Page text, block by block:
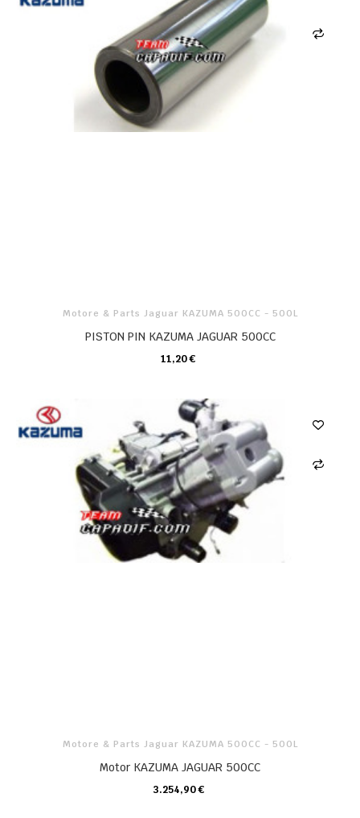
Motore & Parts Jaguar KAZUMA 500CC - 500L
PISTON PIN KAZUMA JAGUAR 500CC
11,20 €
CARRELLO
Motore & Parts Jaguar KAZUMA 500CC - 500L
Motor KAZUMA JAGUAR 500CC
3.254,90 €
CARRELLO